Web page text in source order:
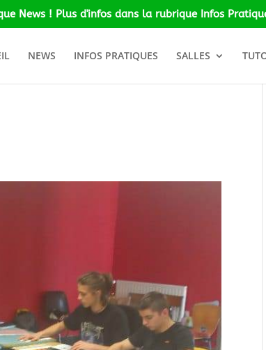
News ! Plus d'infos dans la rubrique Infos
NEWS INFOS PRATIQUES SALLES